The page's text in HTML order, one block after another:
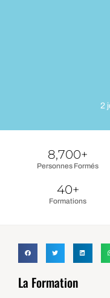
2
Personnes Formés
8,700+
Formations
40+
La Formation